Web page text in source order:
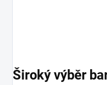
Široký výběr